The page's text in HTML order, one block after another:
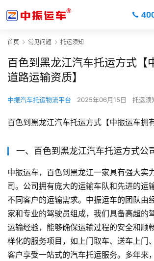
首页 常见问题 托运须知
百色到黑龙江汽车托运方式【
道路运输资质】
中振汽车托运物流平台 2025年06月15日 托运须
百色到黑龙江汽车托运方式【中振运车拥
一、百色到黑龙江汽车托运方式公
中振运车，百色到黑龙江一家具有强大实
司。公司拥有庞大的运输车队和先进的运
不同客户的运输需求。中振运车的团队由
家和专业的驾驶员组成，我们具备高超的
运输经验，能够确保运输过程的安全和顺
样化的服务项目，如上门取车、送车上门
客户享受一站式的汽车托运服务。多年来